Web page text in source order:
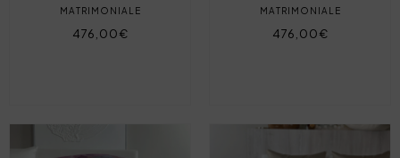
MATRIMONIALE
476,00€
MATRIMONIALE
476,00€